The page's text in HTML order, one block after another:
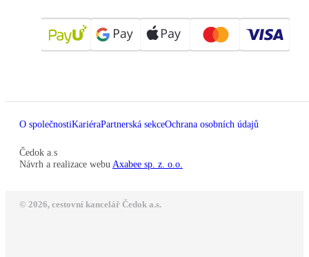
O společnostiKariéraPartnerská sekceOchrana osobních údajů
Čedok a.s
Návrh a realizace webu Axabee sp. z. o.o.
© 2026, cestovní kancelář Čedok a.s.